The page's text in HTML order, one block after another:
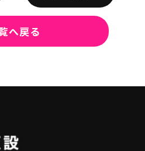
へ戻る